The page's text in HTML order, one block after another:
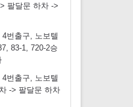
팔달문 하차 ->
번출구, 노보텔
83-1, 720-2승
번출구, 노보텔
-> 팔달문 하차